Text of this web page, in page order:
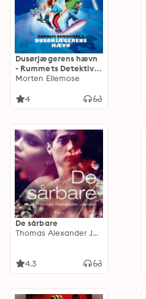
Dusørjægerens hævn
- Rummets Detektiver
3
Morten Ellemose
4
De sårbare
Thomas Alexander Jensen
4.3